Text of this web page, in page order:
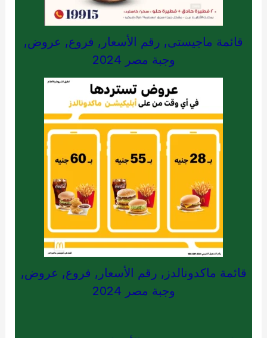
قائمة ماجيستى, رقم الأسعار, فروع, عروض,
وجبة مصر 2024
قائمة ماكدونالدز, رقم الأسعار, فروع, عروض,
وجبة مصر 2024